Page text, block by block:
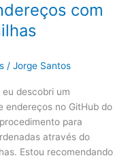
com
/ Jorge Santos
descobri um
endereços no GitHub do
para
através do
Estou recomendando